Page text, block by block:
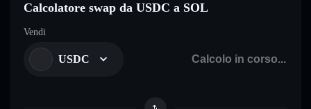
Calcolatore swap da USDC a SOL
Vendi
USDC